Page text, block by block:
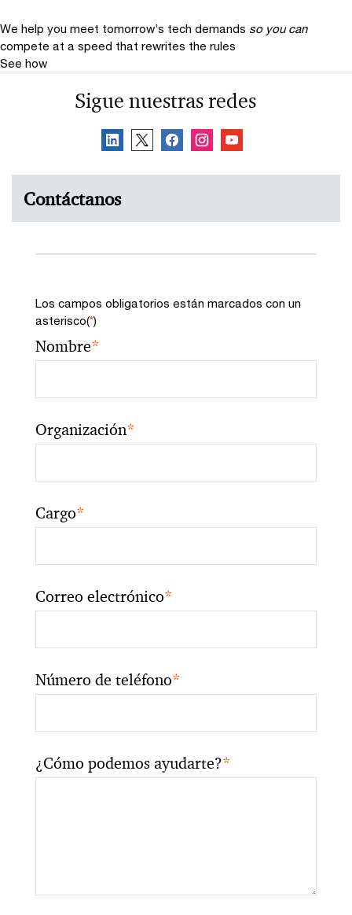
We help you meet tomorrow’s tech demands so you can
compete at a speed that rewrites the rules
See how
Sigue nuestras redes
Contáctanos
Los campos obligatorios están marcados con un
asterisco(*)
Nombre*
Organización*
Cargo*
Correo electrónico*
Número de teléfono*
¿Cómo podemos ayudarte?*